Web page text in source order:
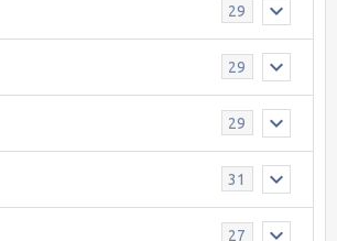
29
29
29
31
27